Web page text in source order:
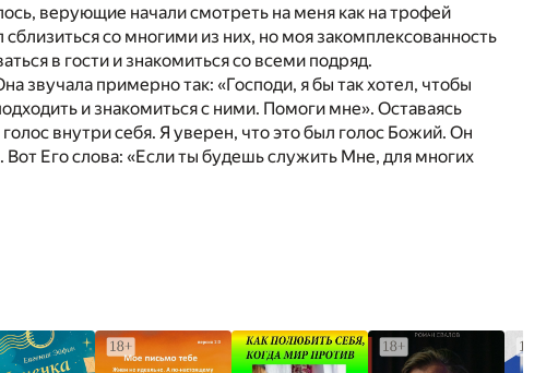
верующие начали смотреть на меня как на трофей
со многими из них, но моя закомплексованность
в гости и знакомиться со всеми подряд.
звучала примерно так: «Господи, я бы так хотел, чтобы
и знакомиться с ними. Помоги мне». Оставаясь
внутри себя. Я уверен, что это был голос Божий. Он
Его слова: «Если ты будешь служить Мне, для многих